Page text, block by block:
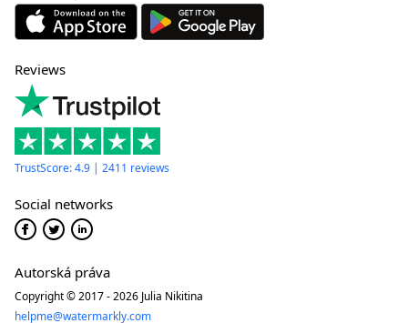
Reviews
TrustScore: 4.9 | 2411 reviews
Social networks
Autorská práva
Copyright © 2017 - 2026 Julia Nikitina
helpme@watermarkly.com